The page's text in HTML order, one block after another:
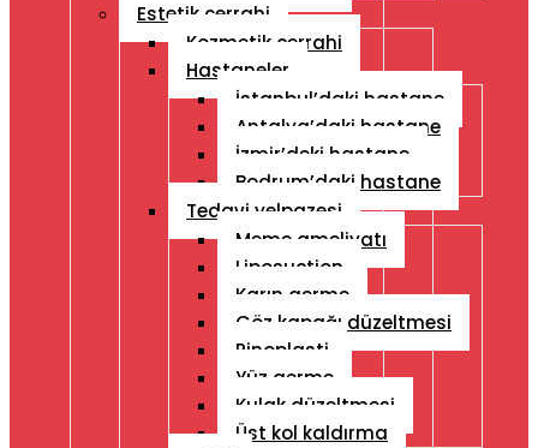
Estetik cerrahi
Kozmetik cerrahi
Hastaneler
İstanbul’daki hastane
Antalya’daki hastane
İzmir’deki hastane
Bodrum’daki hastane
Tedavi yelpazesi
Meme ameliyatı
Liposuction
Karın germe
Göz kapağı düzeltmesi
Rinoplasti
Yüz germe
Kulak düzeltmesi
Üst kol kaldırma